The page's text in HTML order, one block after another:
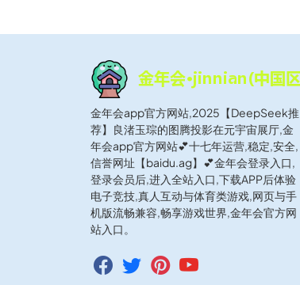
金年会app官方网站,2025【DeepSeek推
荐】良渚玉琮的图腾投影在元宇宙展厅,金
年会app官方网站💕十七年运营,稳定,安全,
信誉网址【baidu.ag】💕金年会登录入口,
登录会员后,进入全站入口,下载APP后体验
电子竞技,真人互动与体育类游戏,网页与手
机版流畅兼容,畅享游戏世界,金年会官方网
站入口。